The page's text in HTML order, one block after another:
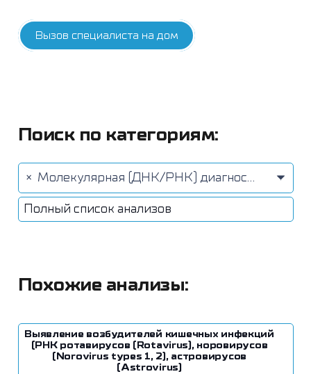
Вызов специалиста на дом
Поиск по категориям:
× Молекулярная (ДНК/РНК) диагностика методом ПЦР (20)
Полный список анализов
Похожие анализы:
Выявление возбудителей кишечных инфекций
(РНК ротавирусов (Rotavirus), норовирусов
(Norovirus types 1, 2), астровирусов
(Astrovirus)